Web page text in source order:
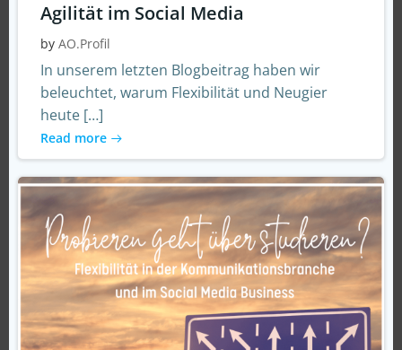
Agilität im Social Media
by AO.Profil
In unserem letzten Blogbeitrag haben wir
beleuchtet, warum Flexibilität und Neugier
heute […]
Read more